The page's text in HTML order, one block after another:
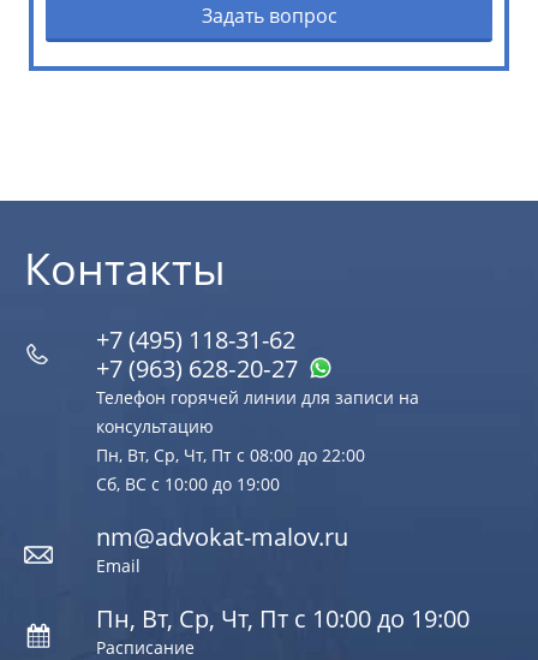
Задать вопрос
Контакты
+7 (495) 118-31-62
+7 (963) 628‑20‑27
Телефон горячей линии для записи на
консультацию
Пн, Вт, Ср, Чт, Пт с 08:00 до 22:00
Сб, ВС с 10:00 до 19:00
nm@advokat-malov.ru
Email
Пн, Вт, Ср, Чт, Пт с 10:00 до 19:00
Расписание